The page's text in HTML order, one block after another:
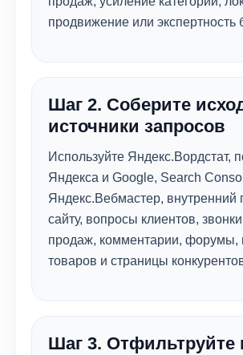
продвижение или экспертность
Шаг 2. Соберите
источники запросов
Используйте Яндекс.Вордстат,
Яндекса и Google, Search
Яндекс.Вебмастер, внутренний
сайту, вопросы клиентов,
продаж, комментарии, форумы,
товаров и страницы
Шаг 3. Отфильтруйте